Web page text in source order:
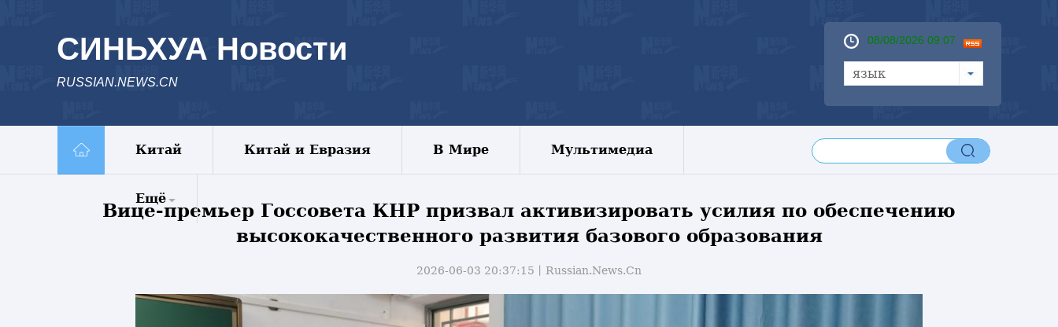
СИНЬХУА Новости
RUSSIAN.NEWS.CN
08/08/2026 09:07
язык
Китай Китай и Евразия В Мире Мультимедиа
Ещё
Фото
Вице-премьер Госсовета КНР призвал активизировать усилия по обеспечению
высококачественного развития базового образования
2026-06-03 20:37:15丨 Russian.News.Cn